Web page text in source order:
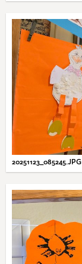
20251123_085245.JPG